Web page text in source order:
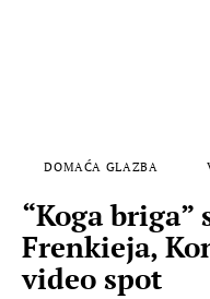
DOMAĆA GLAZBA
“Koga briga”
Frenkieja,
video spot